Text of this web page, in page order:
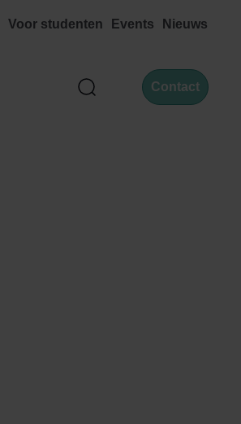
Voor studenten Events Nieuws
Zoek Contact